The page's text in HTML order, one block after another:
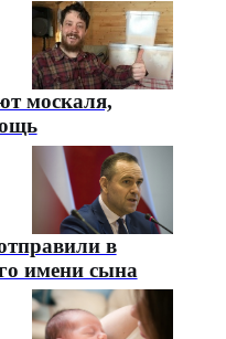
москаля,
в
имени сына